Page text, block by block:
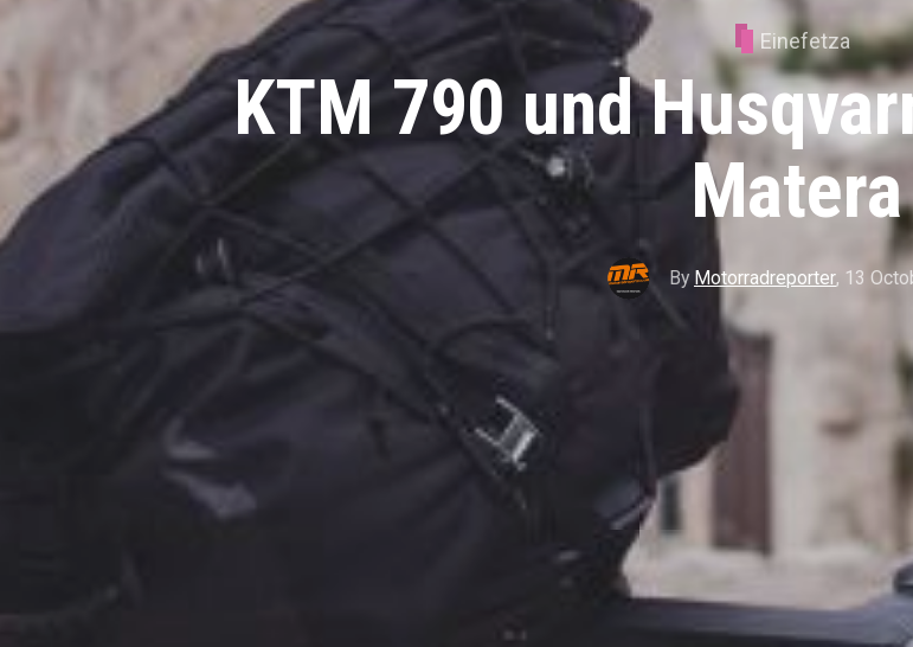
Einefetza
KTM 790 und
Matera
By Motorradreporter, 13